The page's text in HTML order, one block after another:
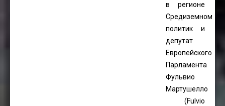
в регионе
политик и
депутат
Европейского
Парламента
Фульвио
Мартушелло
(Fulvio